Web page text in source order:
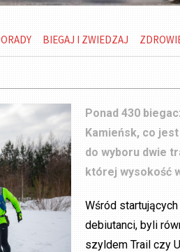
BIEGAJ I ZWIEDZAJ
Ponad 430
Kamieńsk, co
do wyboru dwie
której wysokość
Wśród
debiutanci, byli
szyldem Trail czy